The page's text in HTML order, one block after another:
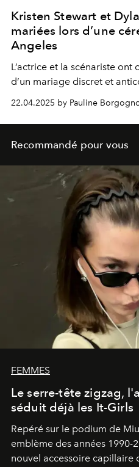
Kristen Stewart et
mariées lors d’une
Angeles
L’actrice et la scénariste
d’un mariage discret et
22.04.2025 by Pauline
Recommandé pour vous
FEMMES
Le serre-tête zigzag,
séduit déjà les It-Girls
Repéré sur le podium de
emblème des années 1990-
nouvel accessoire capillaire